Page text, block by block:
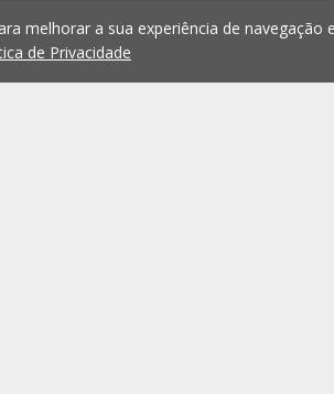
melhorar a sua experiência de navegação
de Privacidade